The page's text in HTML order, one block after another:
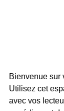
Bienvenue sur
Utilisez cet
avec vos